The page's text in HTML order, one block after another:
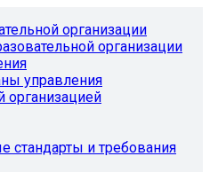
организации
организации
управления
организацией
стандарты и требования